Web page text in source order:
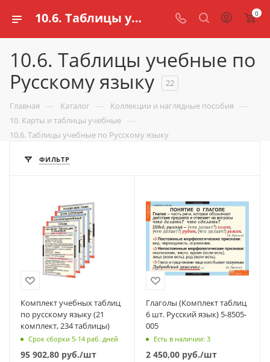
10.6. Таблицы учебные по Русскому языку для школ купить в Казани | Цена в интернет магазине schools.ru 0
10.6. Таблицы учебные по
Русскому языку
22
Главная — Каталог — Коллекции и наглядные пособия —
10. Карты и таблицы учебные —
10.6. Таблицы учебные по Русскому языку
ФИЛЬТР
Комплект учебных таблиц
по русскому языку (21
комплект, 234 таблицы)
Срок сборки 5-14 раб. дней
95 902,80 руб./шт
Глаголы (Комплект таблиц
6 шт. Русский язык) 5-8505-
005
Есть в наличии: 3
2 450,00 руб./шт